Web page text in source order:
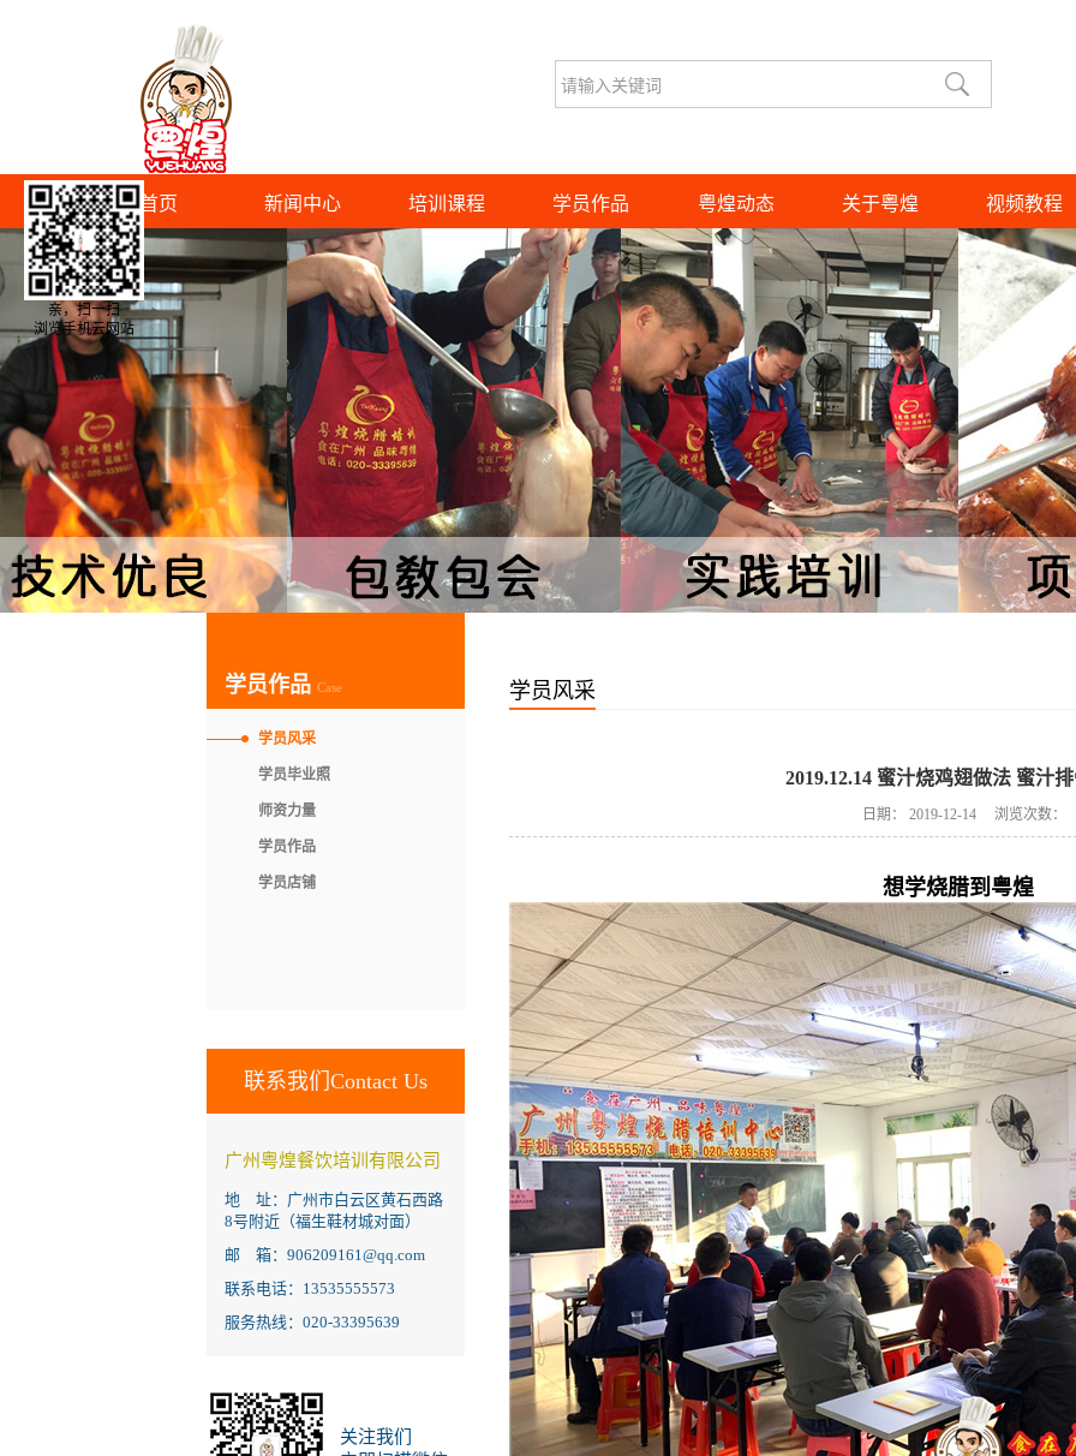
首页 新闻中心 培训课程 学员作品 粤煌动态 关于粤煌 视频教程
学员作品 Case
学员风采
学员毕业照
师资力量
学员作品
学员店铺
联系我们Contact Us
广州粤煌餐饮培训有限公司
地 址：广州市白云区黄石西路
8号附近（福生鞋材城对面）
邮 箱：906209161@qq.com
联系电话：13535555573
服务热线：020-33395639
关注我们
学员风采
2019.12.14 蜜汁烧鸡翅做法 蜜汁
日期： 2019-12-14 浏览次数：
想学烧腊到粤煌
亲，扫一扫
浏览手机云网站